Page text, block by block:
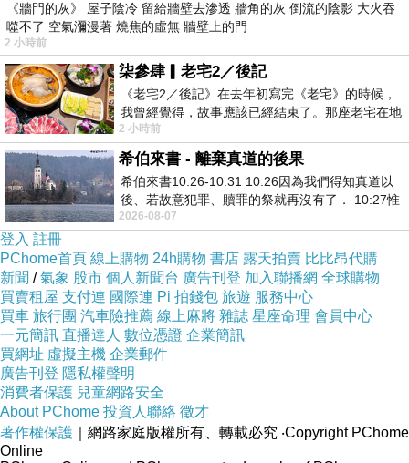
法，令諸比丘得安樂住。」佛告阿難：「汝今宣
令，依止毘舍離比丘，皆使來集普會講堂。」阿
難受教即呼來集，集已白言：「唯聖知時。」世
尊從坐起，至講堂就座而坐，問諸比丘：「實有
上事不？」答言：「實爾世尊。」佛種種呵責：
「汝等愚癡所作非法，豈不聞說，慈忍護念眾
生，而今云何不憶此法？」呵已告諸比丘：「若
自殺身，得偷羅遮罪。」又告：「又今已後，應
修安般念，樂淨觀樂喜觀，觀已生惡，不善法即
能除滅。以十利故，為諸比丘結戒，從今是戒應
如是說：『若比丘手自殺，人斷其命，是比丘得
波羅夷，不共住。』
爾時眾多比丘得重病，有諸比丘來問訊言：「大
德，病寧有損，苦可忍不？」病比丘言：「病猶
《牆門的灰》 屋子陰冷 留給牆壁去滲透 牆角的灰 倒流的陰影 大火吞
噬不了 空氣瀰漫著 燒焦的虛無 牆壁上的門
2 小時前
柒參肆▎老宅2／後記
《老宅2／後記》在去年初寫完《老宅》的時候，
我曾經覺得，故事應該已經結束了。那座老宅在地
震中倒塌，七個人終於離開那片黑暗，
2 小時前
希伯來書 - 離棄真道的後果
希伯來書10:26-10:31 10:26因為我們得知真道以
後、若故意犯罪、贖罪的祭就再沒有了． 10:27惟
有戰懼等候審判和那燒滅眾敵人的烈火
2026-08-07
登入 註冊
PChome首頁 線上購物 24h購物 書店 露天拍賣 比比昂代購
新聞 /氣象 股市 個人新聞台 廣告刊登 加入聯播網 全球購物
買賣租屋 支付連 國際連 Pi 拍錢包 旅遊 服務中心
買車 旅行團 汽車險推薦 線上麻將 雜誌 星座命理 會員中心
一元簡訊 直播達人 數位憑證 企業簡訊
買網址 虛擬主機 企業郵件
廣告刊登 隱私權聲明
消費者保護 兒童網路安全
About PChome 投資人聯絡 徵才
著作權保護 ｜網路家庭版權所有、轉載必究 ‧Copyright PChome
Online